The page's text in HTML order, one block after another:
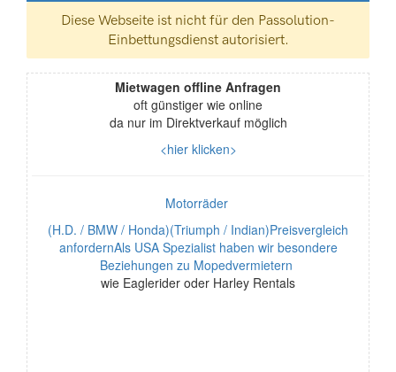
Mietwagen offline Anfragen
oft günstiger wie online
da nur im Direktverkauf möglich
<hier klicken>
Motorräder
(H.D. / BMW / Honda)(Triumph / Indian)Preisvergleich
anfordernAls USA Spezialist haben wir besondere
Beziehungen zu Mopedvermietern
wie Eaglerider oder Harley Rentals